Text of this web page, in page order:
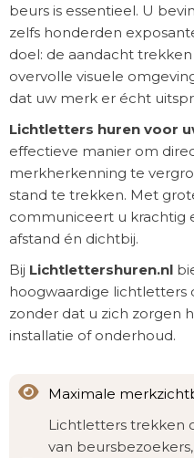
beurs is essentieel. U
zelfs honderden
doel: de aandacht
overvolle visuele
dat uw merk er écht
Lichtletters huren voor
effectieve manier om
merkherkenning te
stand te trekken. Met
communiceert u krachtig
afstand én dichtbij.
Bij Lichtlettershuren.nl
hoogwaardige lichtletters
zonder dat u zich zorgen
installatie of onderhoud.
Maximale
Lichtletters trekken
van